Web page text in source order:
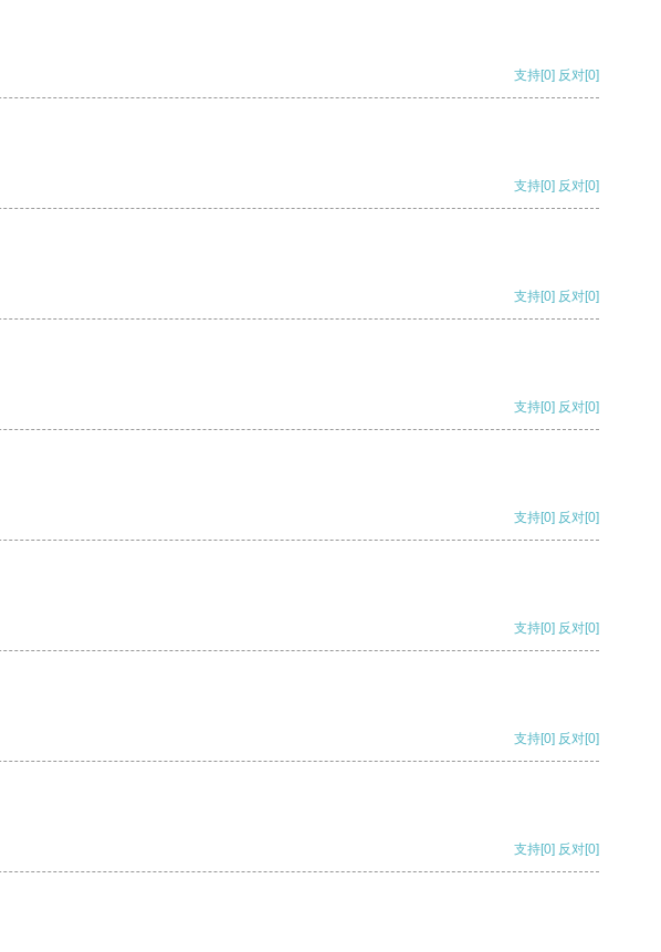
支持[0] 反对[0]
支持[0] 反对[0]
支持[0] 反对[0]
支持[0] 反对[0]
支持[0] 反对[0]
支持[0] 反对[0]
支持[0] 反对[0]
支持[0] 反对[0]